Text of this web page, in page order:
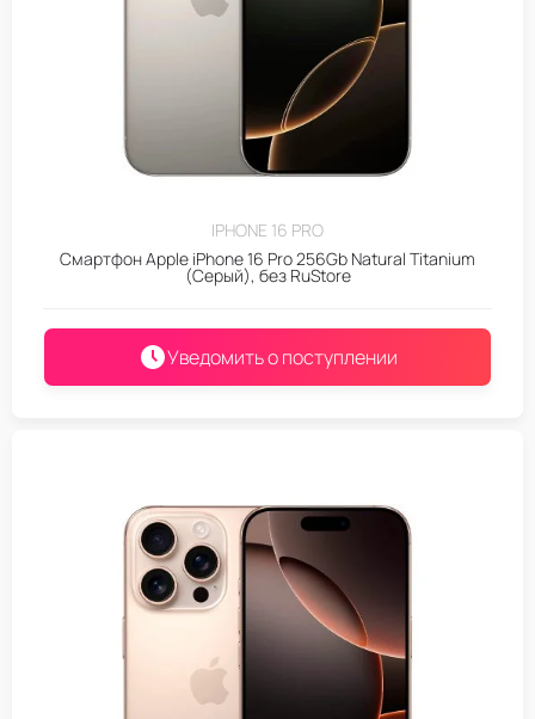
IPHONE 16 PRO
Смартфон Apple iPhone 16 Pro 256Gb Natural Titanium
(Серый), без RuStore
Уведомить о поступлении